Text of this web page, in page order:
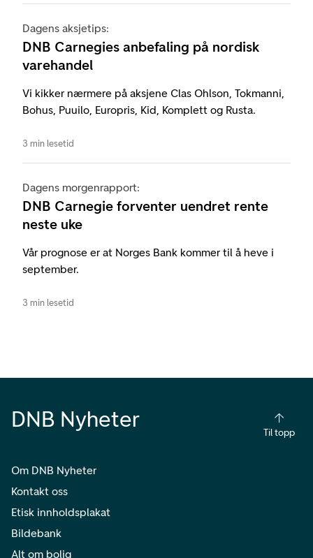
Dagens aksjetips:
DNB Carnegies anbefaling på nordisk
varehandel
Vi kikker nærmere på aksjene Clas Ohlson, Tokmanni,
Bohus, Puuilo, Europris, Kid, Komplett og Rusta.
3 min lesetid
Dagens morgenrapport:
DNB Carnegie forventer uendret rente
neste uke
Vår prognose er at Norges Bank kommer til å heve i
september.
3 min lesetid
DNB Nyheter
Til topp
Om DNB Nyheter
Kontakt oss
Etisk innholdsplakat
Bildebank
Alt om bolig